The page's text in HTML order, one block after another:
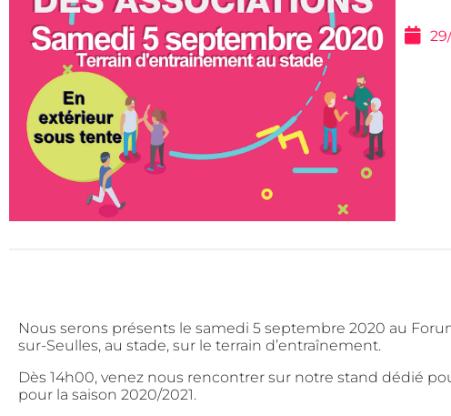
Nous serons présents le samedi 5 septembre 2020 au
sur-Seulles, au stade, sur le terrain d’entraînement.
Dès 14h00, venez nous rencontrer sur notre stand dédié
pour la saison 2020/2021.